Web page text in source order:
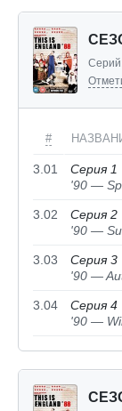
#
3.01
Серия 1
'90 —
3.02
Серия 2
'90 —
3.03
Серия 3
'90 —
3.04
Серия 4
'90 —